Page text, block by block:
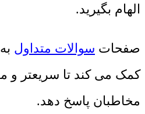
الهام بگیرید.
صفحات سوالات متداول
کمک می کند تا سریعتر و
مخاطبان پاسخ دهد.